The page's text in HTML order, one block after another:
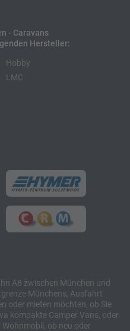
- Caravans
Hersteller:
Hobby
LMC
A8 zwischen München und
Münchens, Ausfahrt
oder mieten möchten, ob Sie
kompakte Camper Vans, oder
ob neu oder